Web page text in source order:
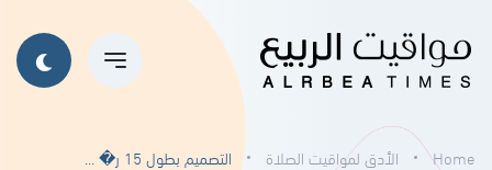
Home الأدق لمواقيت الصلاة التصميم بطول 15 ر� ...